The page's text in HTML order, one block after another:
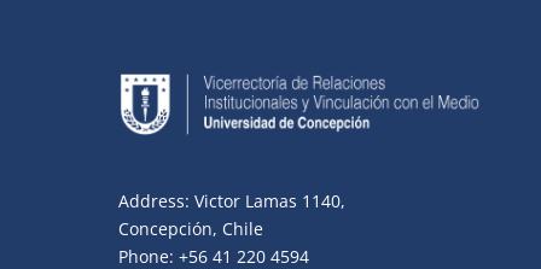
Address: Victor Lamas 1140,
Concepción, Chile
Phone: +56 41 220 4594